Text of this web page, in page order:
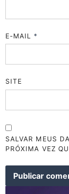
E-MAIL *
SITE
SALVAR MEUS
PRÓXIMA VEZ